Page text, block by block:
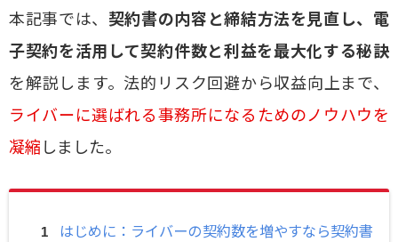
本記事では、 契約書の内容と締結方法を見直し、電
子契約を活用して契約件数と利益を最大化する秘訣
を解説します。法的リスク回避から収益向上まで、
ライバーに選ばれる事務所になるためのノウハウを
凝縮しました。
はじめに：ライバーの契約数を増やすなら契約書